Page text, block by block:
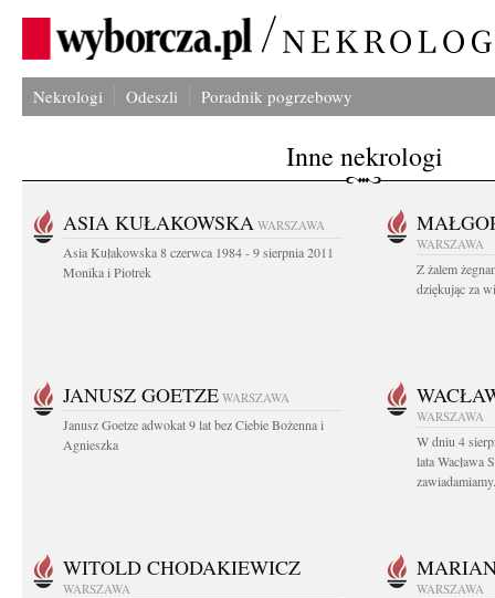
Nekrologi Odeszli Poradnik pogrzebowy
Inne nekrologi
ASIA KUŁAKOWSKA WARSZAWA
Asia Kułakowska 8 czerwca 1984 - 9 sierpnia 2011
Monika i Piotrek
WARSZAWA
Z żalem
dziękując za
JANUSZ GOETZE WARSZAWA
Janusz Goetze adwokat 9 lat bez Ciebie Bożenna i
Agnieszka
WARSZAWA
W dniu 4
lata Wacława
WITOLD CHODAKIEWICZ
WARSZAWA WARSZAWA